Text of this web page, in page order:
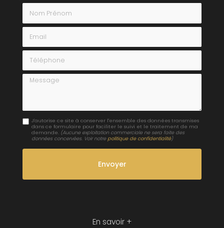
Nom Prénom
Email
Téléphone
Message
J'autorise ce site à conserver l'ensemble des données transmises
dans ce formulaire pour faciliter le suivi et le traitement de ma
demande. (Aucune exploitation commerciale ne sera faite des
données concervées. Voir notre politique de confidentialité)
En savoir +